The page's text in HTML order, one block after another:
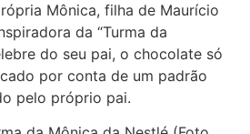
Mônica, filha de Maurício
da “Turma da
do seu pai, o chocolate só
por conta de um padrão
pelo próprio pai.